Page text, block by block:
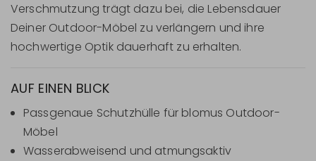
Verschmutzung trägt dazu bei, die Lebensdauer
Deiner Outdoor-Möbel zu verlängern und ihre
hochwertige Optik dauerhaft zu erhalten.
AUF EINEN BLICK
Passgenaue Schutzhülle für blomus Outdoor-
Möbel
Wasserabweisend und atmungsaktiv